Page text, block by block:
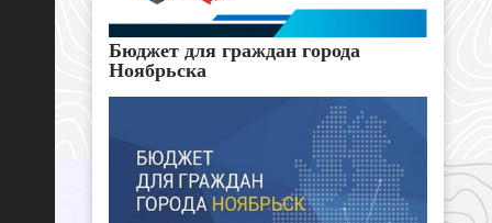
Бюджет для граждан города
Ноябрьска